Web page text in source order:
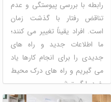
رابطه با بررسی پیوستگی و عدم
تناقض رفتار با گذشت زمان
است. افراد یقیناً تغییر می کنند؛
ما اطلاعات جدید و راه های
جدیدی را برای انجام کارها یاد
می گیریم و راه های درک محیط
خود را گسترش ...